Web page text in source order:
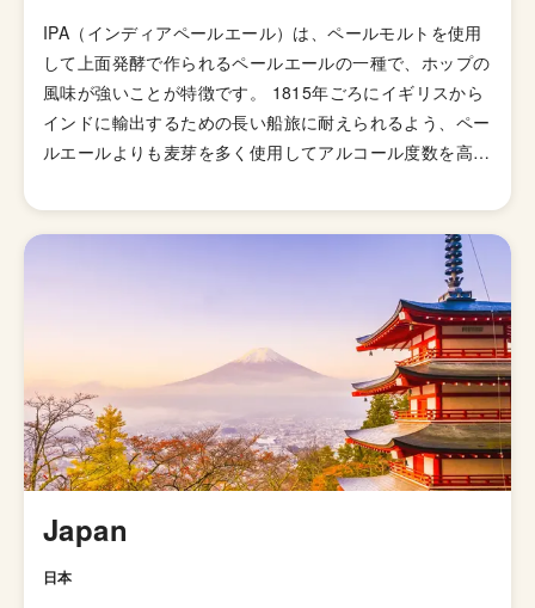
IPA（インディアペールエール）は、ペールモルトを使用
して上面発酵で作られるペールエールの一種で、ホップの
風味が強いことが特徴です。 1815年ごろにイギリスから
インドに輸出するための長い船旅に耐えられるよう、ペー
ルエールよりも麦芽を多く使用してアルコール度数を高め
れました。そして、1829年に「IPA（インディアンペール
エール）」の呼び名で広告が掲載されて以来、ホップの比
重が高いビールとしてイギリス国内で人気が高まってい
き、21世紀にはイギリスで最も人気のあるビアスタイル
の一つとなりました。イギリスのブルワリー教会SIBAの
金メダルを受賞したブリュードッグの「パンクIPA」など
が有名です。 伝統的なIPAのスタイルは、オーストラリア
やニュージーランドなどの当時の植民地諸国へと輸出さ
れ、各国へと普及していきましたが、アメリカではさらに
独自の進化を遂げてきました。 ローストしたモルトを使
素を加えて頭部を取り除きドライで爽やかな飲み口を実現
した「ブリュットIPA」、ホップが強烈でアルコール度数
Japan
日本